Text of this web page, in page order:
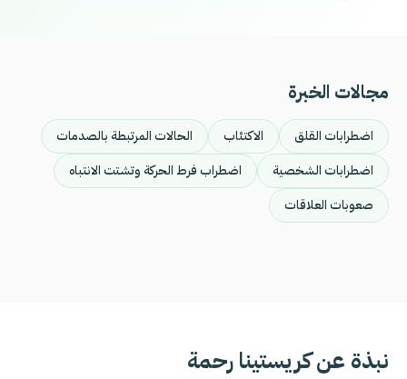
مجالات الخبرة
اضطرابات القلق الاكتئاب
الحالات المرتبطة بالصدمات
اضطرابات الشخصية
اضطراب فرط الحركة وتشتت الانتباه
صعوبات العلاقات
نبذة عن كريستينا رحمة